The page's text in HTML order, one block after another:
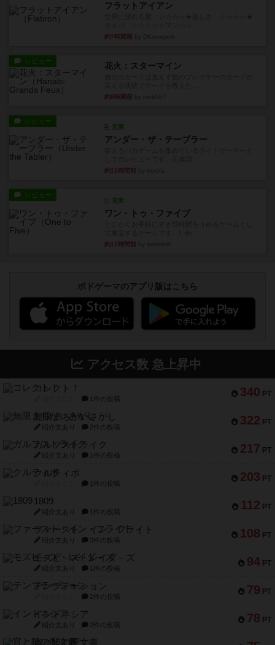
フラットアイアン
約7時間前
レビュー 花火：スターマイン
約8時間前
レビュー
充実
アンダー・ザ・テーブラー
約11時間前
レビュー
充実
ワン・トゥ・ファイブ
約12時間前
ボドゲーマのアプリ版はこちら
アクセス数 急上昇中
340 PT
コレクト！
1件の投稿
322 PT
無限まちがいさがし
紹介文あり 2件の投稿
217 PT
ガルフストライク
紹介文あり 1件の投稿
203 PT
クルティボ
1件の投稿
112 PT
1809
紹介文あり 1件の投稿
108 PT
ファースト・イン・フライト
紹介文あり 3件の投稿
94 PT
モズビ－ズ・レイダ－ズ
紹介文あり 1件の投稿
79 PT
テンプテーション
2件の投稿
78 PT
インドネシア
紹介文あり 2件の投稿
宵と暁の呪文書